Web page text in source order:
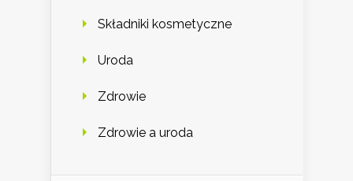
Składniki kosmetyczne
Uroda
Zdrowie
Zdrowie a uroda